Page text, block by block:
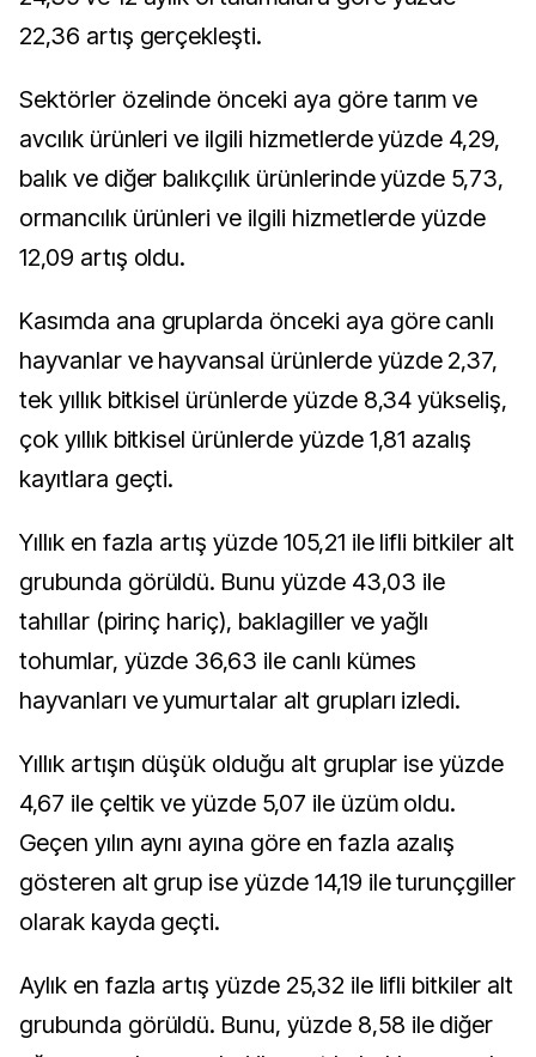
22,36 artış gerçekleşti.
Sektörler özelinde önceki aya göre tarım ve
avcılık ürünleri ve ilgili hizmetlerde yüzde 4,29,
balık ve diğer balıkçılık ürünlerinde yüzde 5,73,
ormancılık ürünleri ve ilgili hizmetlerde yüzde
12,09 artış oldu.
Kasımda ana gruplarda önceki aya göre canlı
hayvanlar ve hayvansal ürünlerde yüzde 2,37,
tek yıllık bitkisel ürünlerde yüzde 8,34 yükseliş,
çok yıllık bitkisel ürünlerde yüzde 1,81 azalış
kayıtlara geçti.
Yıllık en fazla artış yüzde 105,21 ile lifli bitkiler alt
grubunda görüldü. Bunu yüzde 43,03 ile
tahıllar (pirinç hariç), baklagiller ve yağlı
tohumlar, yüzde 36,63 ile canlı kümes
hayvanları ve yumurtalar alt grupları izledi.
Yıllık artışın düşük olduğu alt gruplar ise yüzde
4,67 ile çeltik ve yüzde 5,07 ile üzüm oldu.
Geçen yılın aynı ayına göre en fazla azalış
gösteren alt grup ise yüzde 14,19 ile turunçgiller
olarak kayda geçti.
Aylık en fazla artış yüzde 25,32 ile lifli bitkiler alt
grubunda görüldü. Bunu, yüzde 8,58 ile diğer